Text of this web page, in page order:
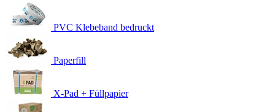
PVC Klebeband bedruckt
Paperfill
X-Pad + Füllpapier